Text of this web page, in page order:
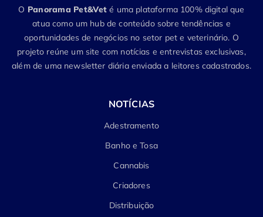
O Panorama Pet&Vet é uma plataforma 100% digital que
atua como um hub de conteúdo sobre tendências e
oportunidades de negócios no setor pet e veterinário. O
projeto reúne um site com notícias e entrevistas exclusivas,
além de uma newsletter diária enviada a leitores cadastrados.
NOTÍCIAS
Adestramento
Banho e Tosa
Cannabis
Criadores
Distribuição